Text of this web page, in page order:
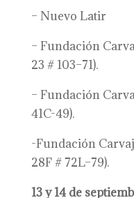
– Nuevo Latir
– Fundación
23 # 103–71).
– Fundación
41C-49).
-Fundación
28F # 72L–79).
13 y 14 de